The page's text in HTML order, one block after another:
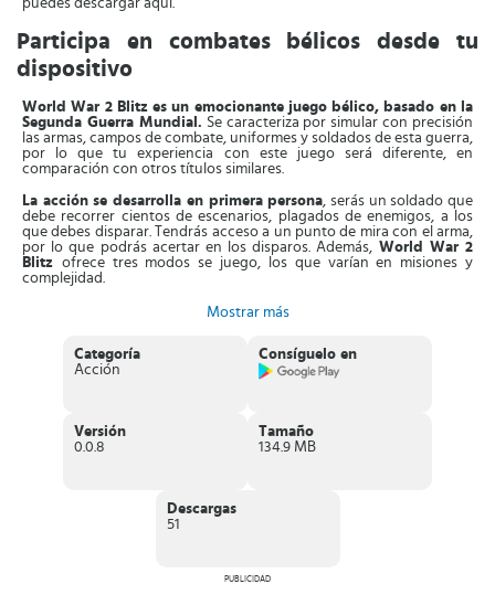
puedes descargar aquí.
Participa en combates bélicos desde tu
dispositivo
World War 2 Blitz es un emocionante juego bélico, basado en la
Segunda Guerra Mundial. Se caracteriza por simular con precisión
las armas, campos de combate, uniformes y soldados de esta guerra,
por lo que tu experiencia con este juego será diferente, en
comparación con otros títulos similares.
La acción se desarrolla en primera persona, serás un soldado que
debe recorrer cientos de escenarios, plagados de enemigos, a los
que debes disparar. Tendrás acceso a un punto de mira con el arma,
por lo que podrás acertar en los disparos. Además, World War 2
Blitz ofrece tres modos se juego, los que varían en misiones y
complejidad.
conseguirás el modo capturar la bandera
Segundo, está elmodo de batallas FFA, son niveles intensos donde
tienes que correr, saltar, disparar y defenderte como gustes. Por
Cada modo ofrece misiones bélicas diferentes
concentrarte en superarlas y obtendrás la mejor puntuación dentro
Características de World War 2 Blitz
juego bélico y de disparos
Mostrar más
Categoría
Acción
Consíguelo en
Versión
0.0.8
Tamaño
134.9 MB
Descargas
51
PUBLICIDAD